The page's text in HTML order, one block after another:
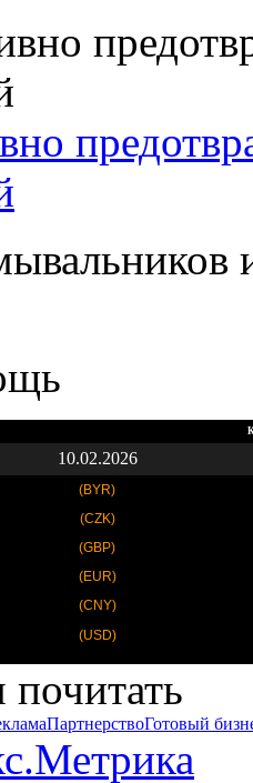
10.02.2026
(BYR)
(CZK)
(GBP)
(EUR)
(CNY)
(USD)
ПартнерствоГотовый